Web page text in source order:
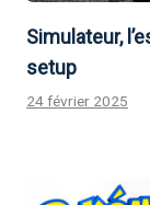
Simulateur,
setup
24 février 2025